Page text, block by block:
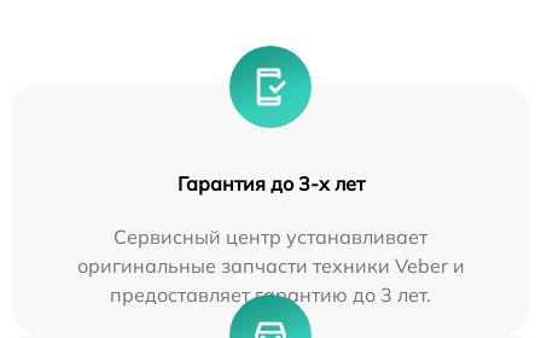
Гарантия до 3-х лет
Сервисный центр устанавливает
оригинальные запчасти техники Veber и
предоставляет гарантию до 3 лет.